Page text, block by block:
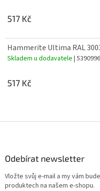
517 Kč
Hammerite Ultima RAL
Skladem u dodavatele | 5390996
517 Kč
Odebírat newsletter
Vložte svůj e-mail a my vám
produktech na našem e-shopu.